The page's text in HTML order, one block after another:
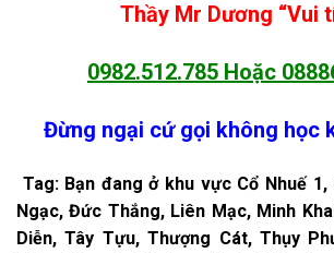
Thầy Mr Dương “Vui
0982.512.785 Hoặc
Đừng ngại cứ gọi không học
Tag: Bạn đang ở khu vực Cổ Nhuế 1,
Ngạc, Đức Thắng, Liên Mạc, Minh
Diễn, Tây Tựu, Thượng Cát, Thụy